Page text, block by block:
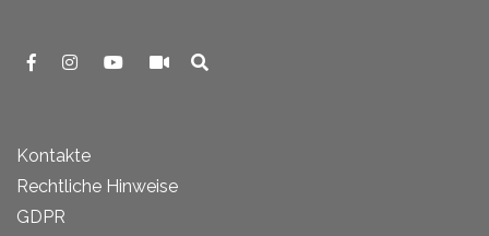
Kontakte
Rechtliche Hinweise
GDPR